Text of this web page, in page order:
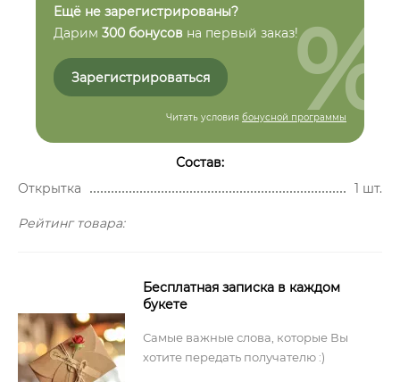
Ещё не зарегистрированы?
Дарим 300 бонусов на первый заказ!
Зарегистрироваться
Читать условия бонусной программы
%
Состав:
Открытка
1 шт.
Рейтинг товара:
Бесплатная записка в каждом
букете
Самые важные слова, которые Вы
хотите передать получателю :)